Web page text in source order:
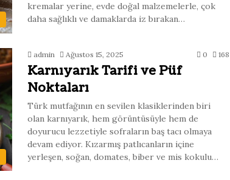
kremalar yerine, evde doğal malzemelerle, çok
daha sağlıklı ve damaklarda iz bırakan…
admin Ağustos 15, 2025 0 168
Karnıyarık Tarifi ve Püf
Noktaları
Türk mutfağının en sevilen klasiklerinden biri
olan karnıyarık, hem görüntüsüyle hem de
doyurucu lezzetiyle sofraların baş tacı olmaya
devam ediyor. Kızarmış patlıcanların içine
yerleşen, soğan, domates, biber ve mis kokulu…